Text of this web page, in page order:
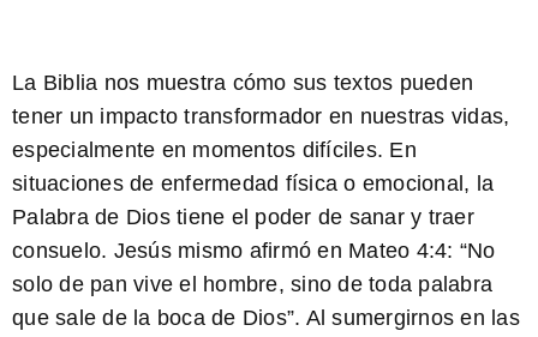
La Biblia nos muestra cómo sus textos pueden
tener un impacto transformador en nuestras vidas,
especialmente en momentos difíciles. En
situaciones de enfermedad física o emocional, la
Palabra de Dios tiene el poder de sanar y traer
consuelo. Jesús mismo afirmó en Mateo 4:4: “No
solo de pan vive el hombre, sino de toda palabra
que sale de la boca de Dios”. Al sumergirnos en las